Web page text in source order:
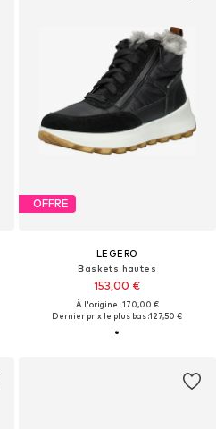
OFFRE
LEGERO
Baskets hautes
153,00 €
À l'origine : 170,00 €
Dernier prix le plus bas :127,50 €